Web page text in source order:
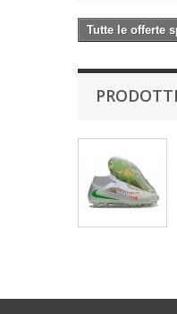
Tutte le offerte